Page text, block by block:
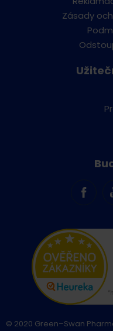
Zásady
© 2020 Green–Swan